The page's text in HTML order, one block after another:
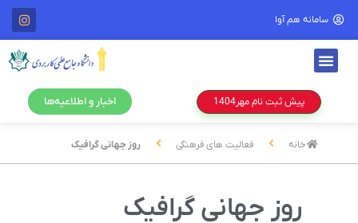
سامانه هم آوا
پیش ثبت نام مهر1404 اخبار و اطلاعیه‌ها
خانه فعالیت های فرهنگی روز جهانی گرافیک
روز جهانی گرافیک